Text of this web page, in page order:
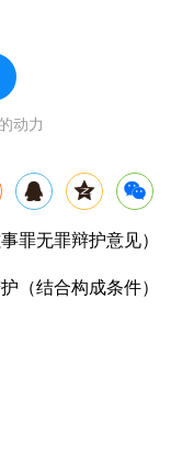
动力
罪无罪辩护意见）
（结合构成条件）